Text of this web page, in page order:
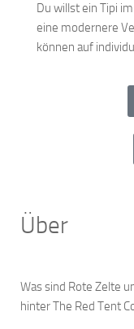
Du willst ein Tipi
eine modernere
können auf
Über
Was sind Rote Zelte
hinter The Red Tent